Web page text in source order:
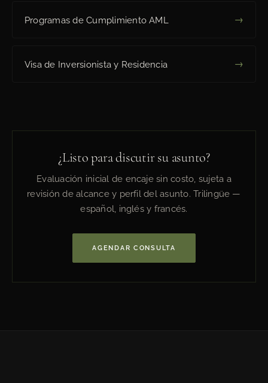
Programas de Cumplimiento AML →
Visa de Inversionista y Residencia →
¿Listo para discutir su asunto?
Evaluación inicial de encaje sin costo, sujeta a
revisión de alcance y perfil del asunto. Trilingüe —
español, inglés y francés.
AGENDAR CONSULTA